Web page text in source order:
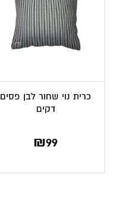
כרית נוי שחור לבן פסים
דקים
₪99